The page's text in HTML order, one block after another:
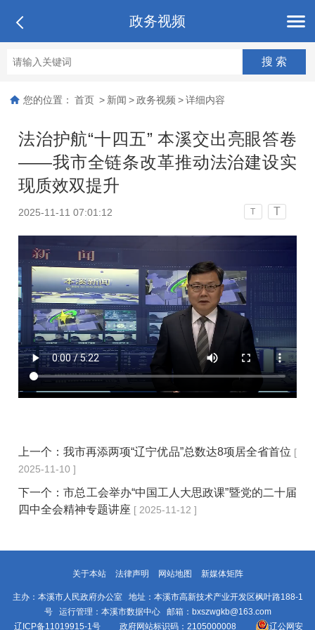
政务视频
您的位置： 首页 > 新闻 > 政务视频 > 详细内容
法治护航“十四五” 本溪交出亮眼答卷
——我市全链条改革推动法治建设实
现质效双提升
2025-11-11 07:01:12 T T
上一个：我市再添两项“辽宁优品”总数达8项居全省首位 [
2025-11-10 ]
下一个：市总工会举办“中国工人大思政课”暨党的二十届
四中全会精神专题讲座 [ 2025-11-12 ]
关于本站 法律声明 网站地图 新媒体矩阵
主办：本溪市人民政府办公室 地址：本溪市高新技术产业开发区枫叶路188-1
号 运行管理：本溪市数据中心 邮箱：bxszwgkb@163.com
辽ICP备11019915-1号 政府网站标识码：2105000008 辽公网安